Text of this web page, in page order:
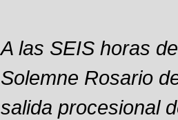
A las SEIS horas
Solemne Rosario
salida procesional